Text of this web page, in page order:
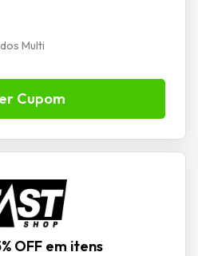
Multi
Cupom
OFF em itens